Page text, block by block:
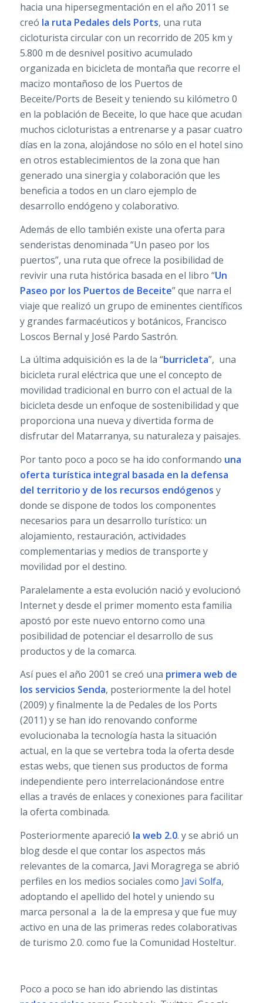
hacia una hipersegmentación en el año 2011 se
creó la ruta Pedales dels Ports, una ruta
cicloturista circular con un recorrido de 205 km y
5.800 m de desnivel positivo acumulado
organizada en bicicleta de montaña que recorre el
macizo montañoso de los Puertos de
Beceite/Ports de Beseit y teniendo su kilómetro 0
en la población de Beceite, lo que hace que acudan
muchos cicloturistas a entrenarse y a pasar cuatro
días en la zona, alojándose no sólo en el hotel sino
en otros establecimientos de la zona que han
generado una sinergia y colaboración que les
beneficia a todos en un claro ejemplo de
desarrollo endógeno y colaborativo.
Además de ello también existe una oferta para
senderistas denominada “Un paseo por los
puertos”, una ruta que ofrece la posibilidad de
revivir una ruta histórica basada en el libro “Un
Paseo por los Puertos de Beceite” que narra el
viaje que realizó un grupo de eminentes científicos
y grandes farmacéuticos y botánicos, Francisco
Loscos Bernal y José Pardo Sastrón.
La última adquisición es la de la “burricleta”, una
bicicleta rural eléctrica que une el concepto de
movilidad tradicional en burro con el actual de la
bicicleta desde un enfoque de sostenibilidad y que
proporciona una nueva y divertida forma de
disfrutar del Matarranya, su naturaleza y paisajes.
Por tanto poco a poco se ha ido conformando una
oferta turística integral basada en la defensa
del territorio y de los recursos endógenos y
donde se dispone de todos los componentes
necesarios para un desarrollo turístico: un
alojamiento, restauración, actividades
complementarias y medios de transporte y
movilidad por el destino.
Paralelamente a esta evolución nació y evolucionó
Internet y desde el primer momento esta familia
apostó por este nuevo entorno como una
posibilidad de potenciar el desarrollo de sus
productos y de la comarca.
Así pues el año 2001 se creó una primera web de
los servicios Senda, posteriormente la del hotel
(2009) y finalmente la de Pedales de los Ports
(2011) y se han ido renovando conforme
evolucionaba la tecnología hasta la situación
actual, en la que se vertebra toda la oferta desde
estas webs, que tienen sus productos de forma
independiente pero interrelacionándose entre
ellas a través de enlaces y conexiones para facilitar
la oferta combinada.
Posteriormente apareció la web 2.0. y se abrió un
blog desde el que contar los aspectos más
relevantes de la comarca, Javi Moragrega se abrió
perfiles en los medios sociales como Javi Solfa,
adoptando el apellido del hotel y uniendo su
marca personal a la de la empresa y que fue muy
activo en una de las primeras redes colaborativas
de turismo 2.0. como fue la Comunidad Hosteltur.
Poco a poco se han ido abriendo las distintas